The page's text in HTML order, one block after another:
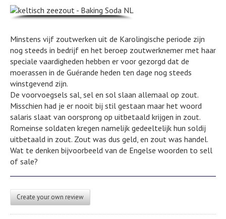
Minstens vijf zoutwerken uit de Karolingische periode zijn
nog steeds in bedrijf en het beroep zoutwerknemer met haar
speciale vaardigheden hebben er voor gezorgd dat de
moerassen in de Guérande heden ten dage nog steeds
winstgevend zijn.
De voorvoegsels sal, sel en sol slaan allemaal op zout.
Misschien had je er nooit bij stil gestaan maar het woord
salaris slaat van oorsprong op uitbetaald krijgen in zout.
Romeinse soldaten kregen namelijk gedeeltelijk hun soldij
uitbetaald in zout. Zout was dus geld, en zout was handel.
Wat te denken bijvoorbeeld van de Engelse woorden to sell
of sale?
Create your own review